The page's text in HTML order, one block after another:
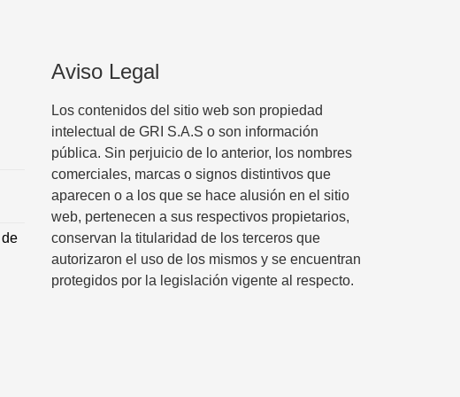
Aviso Legal
Los contenidos del sitio web son propiedad
intelectual de GRI S.A.S o son información
pública. Sin perjuicio de lo anterior, los nombres
comerciales, marcas o signos distintivos que
aparecen o a los que se hace alusión en el sitio
web, pertenecen a sus respectivos propietarios,
conservan la titularidad de los terceros que
autorizaron el uso de los mismos y se encuentran
protegidos por la legislación vigente al respecto.